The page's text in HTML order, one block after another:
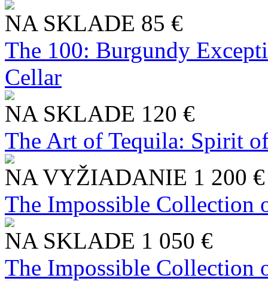
NA SKLADE 85 €
The 100: Burgundy
Cellar
NA SKLADE 120 €
The Art of Tequila: Spirit
NA VYŽIADANIE 1 200 €
The Impossible Collection
NA SKLADE 1 050 €
The Impossible Collection